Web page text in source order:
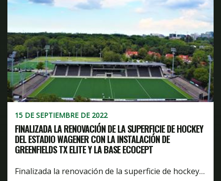
15 DE SEPTIEMBRE DE 2022
FINALIZADA LA RENOVACIÓN DE LA SUPERFICIE DE HOCKEY
DEL ESTADIO WAGENER CON LA INSTALACIÓN DE
GREENFIELDS TX ELITE Y LA BASE ECOCEPT
Finalizada la renovación de la superficie de hockey…